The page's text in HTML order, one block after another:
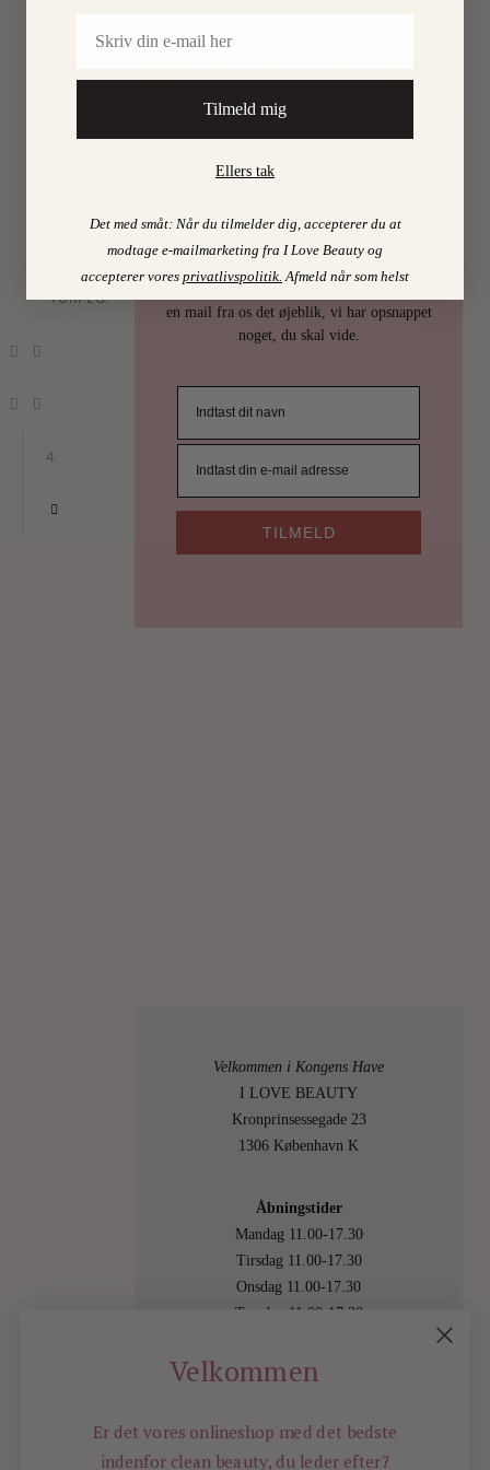
6.
SEPTEMBER
CHARLOTTE
TORPEGAARD
4
Find mine favoritter i
Det er uhøfligt, ja nærmest taktløst, at
holde de bedste skønhedstips for sig selv.
Derfor deler vi selvfølgelig ud af dem. Få
en mail fra os det øjeblik, vi har opsnappet
noget, du skal vide.
TILMELD
Velkommen i Kongens Have
I LOVE BEAUTY
Kronprinsessegade 23
1306 København K
Åbningstider
Mandag 11.00-17.30
Tirsdag 11.00-17.30
Onsdag 11.00-17.30
Torsdag 11.00-17.30
Lørdag 11.00-15.00
Velkommen
Er det vores onlineshop med det bedste
indenfor clean beauty, du leder efter?
Tilmeld mig
Ellers tak
Det med småt: Når du tilmelder dig, accepterer du at
modtage e-mailmarketing fra I Love Beauty og
accepterer vores privatlivspolitik Afmeld når som helst